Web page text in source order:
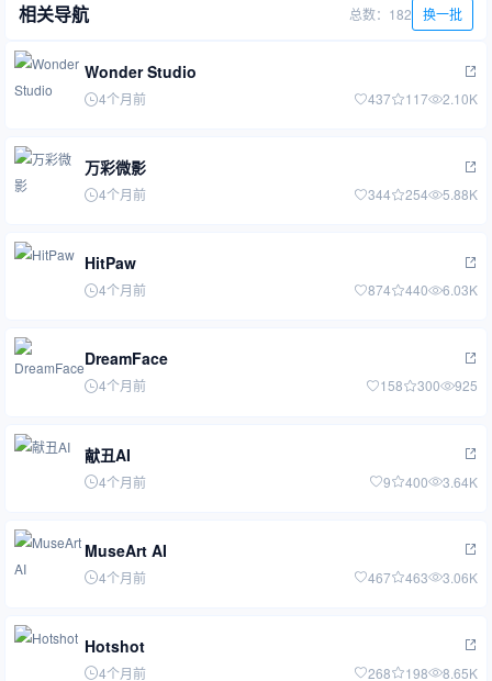
相关导航 总数：182 换一批
Wonder Studio
4个月前 437 117 2.10K
万彩微影
4个月前 344 254 5.88K
HitPaw
4个月前 874 440 6.03K
DreamFace
4个月前 158 300 925
献丑AI
4个月前 9 400 3.64K
MuseArt AI
4个月前 467 463 3.06K
Hotshot
4个月前 268 198 8.65K